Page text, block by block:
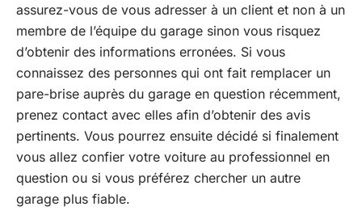
assurez-vous de vous adresser à un client et non à un
membre de l’équipe du garage sinon vous risquez
d’obtenir des informations erronées. Si vous
connaissez des personnes qui ont fait remplacer un
pare-brise auprès du garage en question récemment,
prenez contact avec elles afin d’obtenir des avis
pertinents. Vous pourrez ensuite décidé si finalement
vous allez confier votre voiture au professionnel en
question ou si vous préférez chercher un autre
garage plus fiable.